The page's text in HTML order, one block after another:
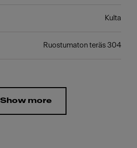
Kulta
Ruostumaton teräs 304
Show more